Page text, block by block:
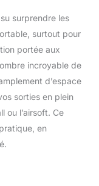
l'ancien
tissu nylon
à la taille, à
et aux
non
l'effet
confort,
de le
surprendre les
surtout pour
portée aux
incroyable de
d’espace
sorties en plein
ou l’airsoft. Ce
en